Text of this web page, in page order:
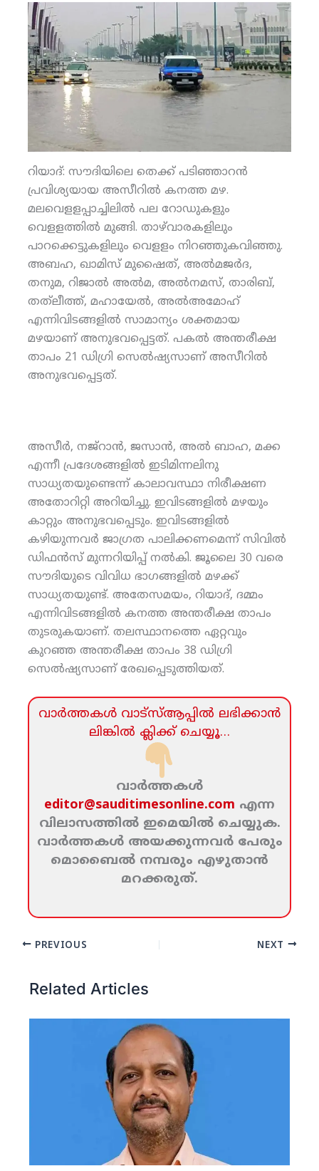
റിയാദ്: സൗദിയിലെ തെക്ക് പടിഞ്ഞാറന്‍
പ്രവിശ്യയായ അസീറില്‍ കനത്ത മഴ.
മലവെളളപ്പാച്ചിലില്‍ പല റോഡുകളും
വെളളത്തില്‍ മുങ്ങി. താഴ്‌വാരകളിലും
പാറക്കെട്ടുകളിലും വെളളം നിറഞ്ഞുകവിഞ്ഞു.
അബഹ, ഖാമിസ് മുഷൈത്, അല്‍മജര്‍ദ,
തനുമ, റിജാല്‍ അല്‍മ, അല്‍നമസ്, താരിബ്,
തത്‌ലീത്ത്, മഹായേല്‍, അല്‍അമോഹ്
എന്നിവിടങ്ങളില്‍ സാമാന്യം ശക്തമായ
മഴയാണ് അനുഭവപ്പെട്ടത്. പകല്‍ അന്തരീക്ഷ
താപം 21 ഡിഗ്രി സെല്‍ഷ്യസാണ് അസീറില്‍
അനുഭവപ്പെട്ടത്.
അസീര്‍, നജ്‌റാന്‍, ജസാന്‍, അല്‍ ബാഹ, മക്ക
എന്നീ പ്രദേശങ്ങളില്‍ ഇടിമിന്നലിനു
സാധ്യതയുണ്ടെന്ന് കാലാവസ്ഥാ നിരീക്ഷണ
അതോറിറ്റി അറിയിച്ചു. ഇവിടങ്ങളില്‍ മഴയും
കാറ്റും അനുഭവപ്പെടും. ഇവിടങ്ങളില്‍
കഴിയുന്നവര്‍ ജാഗ്രത പാലിക്കണമെന്ന് സിവില്‍
ഡിഫന്‍സ് മുന്നറിയിപ്പ് നല്‍കി. ജൂലൈ 30 വരെ
സൗദിയുടെ വിവിധ ഭാഗങ്ങളില്‍ മഴക്ക്
സാധ്യതയുണ്ട്. അതേസമയം, റിയാദ്, ദമ്മം
എന്നിവിടങ്ങളില്‍ കനത്ത അന്തരീക്ഷ താപം
തുടരുകയാണ്. തലസ്ഥാനത്തെ ഏറ്റവും
കുറഞ്ഞ അന്തരീക്ഷ താപം 38 ഡിഗ്രി
സെല്‍ഷ്യസാണ് രേഖപ്പെടുത്തിയത്.
വാര്‍ത്തകള്‍ വാട്‌സ്‌ആപ്പില്‍ ലഭിക്കാന്‍
ലിങ്കില്‍ ക്ലിക്ക്‌ ചെയ്യൂ…
വാര്‍ത്തകള്‍
editor@sauditimesonline.com എന്ന
വിലാസത്തില്‍ ഇമെയില്‍ ചെയ്യുക.
വാര്‍ത്തകള്‍ അയക്കുന്നവര്‍ പേരും
മൊബൈല്‍ നമ്പരും എഴുതാന്‍
മറക്കരുത്‌.
PREVIOUS NEXT
Related Articles